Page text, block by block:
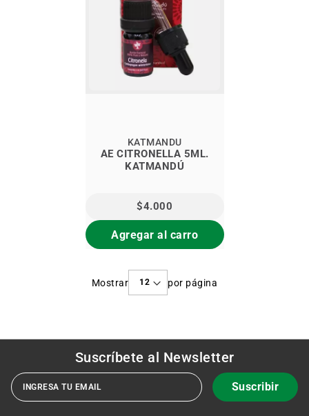
AE CITRONELLA 5ML.
KATMANDÚ
KATMANDU
$4.000
Agregar al carro
Mostrar por página
Suscríbete al Newsletter
Suscribir